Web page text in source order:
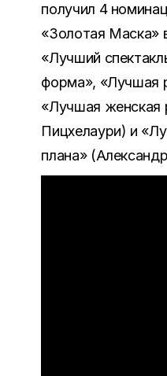
получил 4
«Золотая Маска»
«Лучший
форма», «Лучшая
«Лучшая женская
Пицхелаури) и
плана»